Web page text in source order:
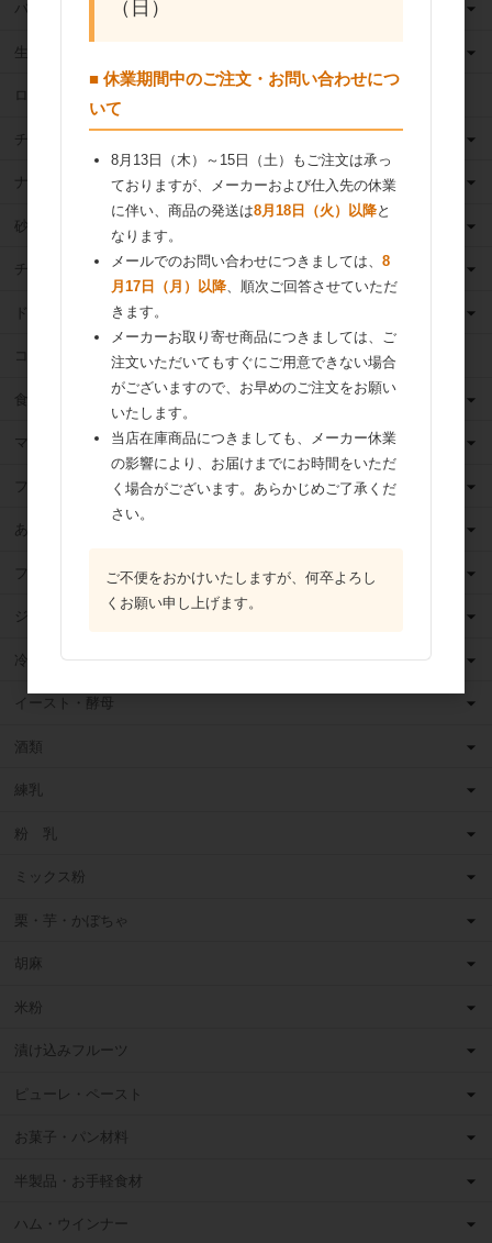
バター
生クリーム
ロングライフ牛乳
チーズ
ナッツ
砂糖
チョコレート
ドライフルーツ
ココア
食用油
マーガリン
フィリング
あんこ
フルーツ（果物）缶詰
ジャム
冷凍フルーツ
イースト・酵母
酒類
練乳
粉 乳
ミックス粉
栗・芋・かぼちゃ
胡麻
米粉
漬け込みフルーツ
ピューレ・ペースト
お菓子・パン材料
半製品・お手軽食材
ハム・ウインナー
（日）
■ 休業期間中のご注文・お問い合わせにつ
いて
8月13日（木）～15日（土）もご注文は承っ
ておりますが、メーカーおよび仕入先の休業
に伴い、商品の発送は8月18日（火）以降と
なります。
メールでのお問い合わせにつきましては、 8
月17日（月）以降、順次ご回答させていただ
きます。
メーカーお取り寄せ商品につきましては、ご
注文いただいてもすぐにご用意できない場合
がございますので、お早めのご注文をお願い
いたします。
当店在庫商品につきましても、メーカー休業
の影響により、お届けまでにお時間をいただ
く場合がございます。あらかじめご了承くだ
さい。
ご不便をおかけいたしますが、何卒よろし
くお願い申し上げます。